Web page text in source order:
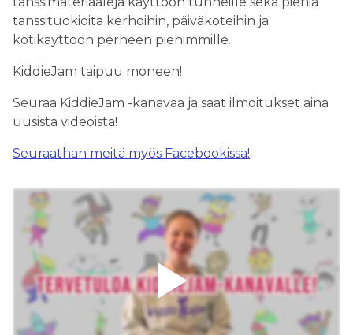
tanssituokioita kerhoihin, päiväkoteihin ja
kotikäyttöön perheen pienimmille.
KiddieJam taipuu moneen!
Seuraa KiddieJam -kanavaa ja saat ilmoitukset aina
uusista videoista!
Seuraathan meitä myös Facebookissa!